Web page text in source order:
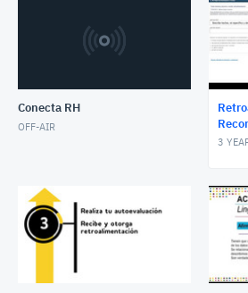
Conecta RH
OFF-AIR
3